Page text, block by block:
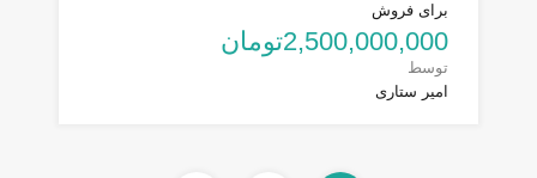
برای فروش
2,500,000,000تومان
توسط
امیر ستاری